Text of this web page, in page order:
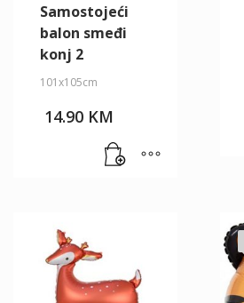
Samostojeći
balon smeđi
konj 2
101x105cm
14.90 KM